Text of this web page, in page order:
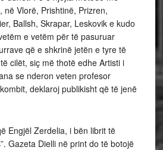
në Vlorë, Prishtinë, Prizren,
Ballsh, Skrapar, Leskovik e kudo
e vetëm për të pasuruar
që e shkrinë jetën e tyre të
cilët, siç më thotë edhe Artisti i
se nderon veten profesor
deklaroj publikisht që të jenë
Engjël Zerdelia, i bën librit të
Gazeta Dielli në print do të botojë